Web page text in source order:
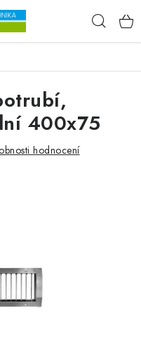
400x75
hodnocení